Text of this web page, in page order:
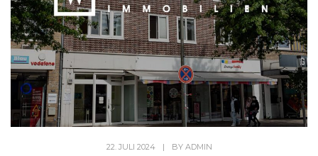
22. JULI 2024 | BY ADMIN